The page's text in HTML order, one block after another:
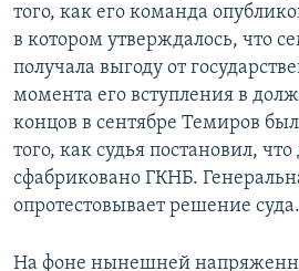
того, как его команда
в котором утверждалось, что
получала выгоду от
момента его вступления в
концов в сентябре Темиров
того, как судья постановил,
сфабриковано ГКНБ.
опротестовывает решение суда.
На фоне нынешней